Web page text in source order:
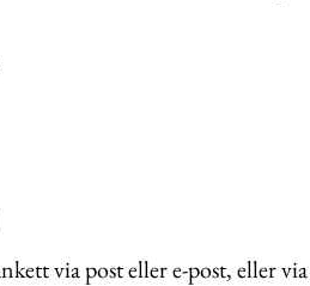
via post eller e-post, eller